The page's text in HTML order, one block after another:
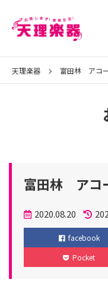
天理楽器 富田林 アコ
富田林 アコ
投
稿
日
2020.08.20
更
新
facebook
Pocket